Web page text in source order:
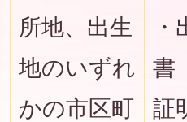
所地、出生
地のいずれ
かの市区町
書
証